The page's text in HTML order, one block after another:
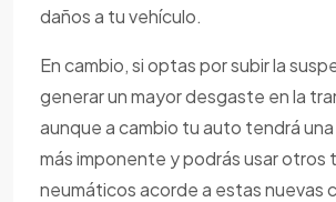
daños a tu vehículo.
En cambio, si optas por subir la
generar un mayor desgaste en la
aunque a cambio tu auto tendrá
más imponente y podrás usar otros
neumáticos acorde a estas nuevas